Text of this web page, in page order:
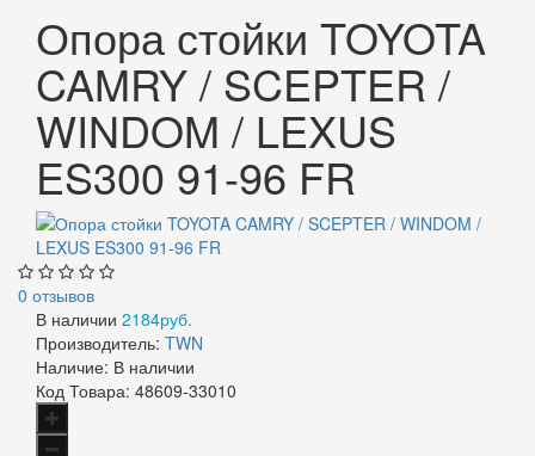
Опора стойки TOYOTA
CAMRY / SCEPTER /
WINDOM / LEXUS
ES300 91-96 FR
0 отзывов
В наличии 2184руб.
Производитель: TWN
Наличие: В наличии
Код Товара: 48609-33010